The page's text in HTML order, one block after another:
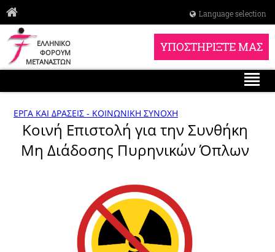
Language selection
ΕΛΛΗΝΙΚΟ
ΦΟΡΟΥΜ
ΜΕΤΑΝΑΣΤΩΝ
ΥΠΟΣΤΗΡΙΞΤΕ ΜΑΣ
ΕΡΓΑ ΚΑΙ ΔΡΑΣΕΙΣ - ΚΟΙΝΩΝΙΚΗ ΣΥΝΟΧΗ
Κοινή Επιστολή για την Συνθήκη
Μη Διάδοσης Πυρηνικών Όπλων